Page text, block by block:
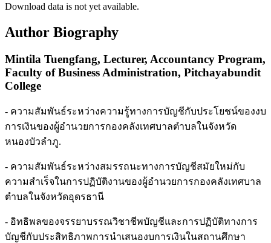
Download data is not yet available.
Author Biography
Mintila Tuengfang, Lecturer, Accountancy Program,
Faculty of Business Administration, Pitchayabundit
College
- ความสัมพันธ์ระหว่างความรู้ทางการบัญชีกับประโยชน์ของงบ
การเงินของผู้อำนวยการกองคลังเทศบาลตำบลในจังหวัด
หนองบัวลำภู.
- ความสัมพันธ์ระหว่างสมรรถนะทางการบัญชีสมัยใหม่กับ
ความสำเร็จในการปฏิบัติงานของผู้อำนวยการกองคลังเทศบาล
ตำบลในจังหวัดอุดรธานี
- อิทธิพลของจรรยาบรรณวิชาชีพบัญชีและการปฏิบัติทางการ
บัญชีกับประสิทธิภาพการนำเสนองบการเงินในสถานศึกษา